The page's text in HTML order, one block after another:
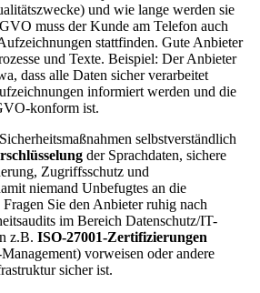
und wie lange werden sie
muss der Kunde am Telefon auch
stattfinden. Gute Anbieter
und Texte. Beispiel: Der Anbieter
dass alle Daten sicher verarbeitet
informiert werden und die
konform ist.
selbstverständlich
der Sprachdaten, sichere
Zugriffsschutz und
niemand Unbefugtes an die
Sie den Anbieter ruhig nach
im Bereich Datenschutz/IT-
z.B. ISO-27001-Zertifizierungen
vorweisen oder andere
sicher ist.